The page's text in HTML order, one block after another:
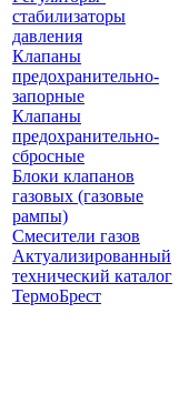
стабилизаторы
давления
Клапаны
предохранительно-
запорные
Клапаны
предохранительно-
сбросные
Блоки клапанов
газовых (газовые
рампы)
Смесители газов
Актуализированный
технический каталог
ТермоБрест